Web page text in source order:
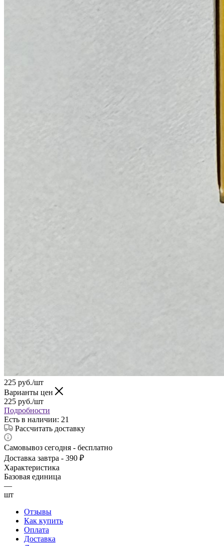
225 руб./шт
Варианты цен
225 руб./шт
Подробности
Есть в наличии: 21
Рассчитать доставку
Самовывоз сегодня - бесплатно
Доставка завтра - 390 ₽
Характеристика
Базовая единица
—
шт
Отзывы
Как купить
Оплата
Доставка